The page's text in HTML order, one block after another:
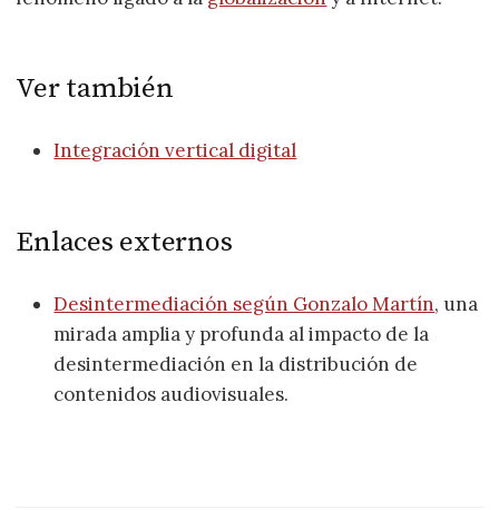
Ver también
Integración vertical digital
Enlaces externos
Desintermediación según Gonzalo Martín, una
mirada amplia y profunda al impacto de la
desintermediación en la distribución de
contenidos audiovisuales.